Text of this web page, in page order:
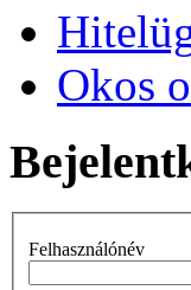
Okos
Felhasználónév